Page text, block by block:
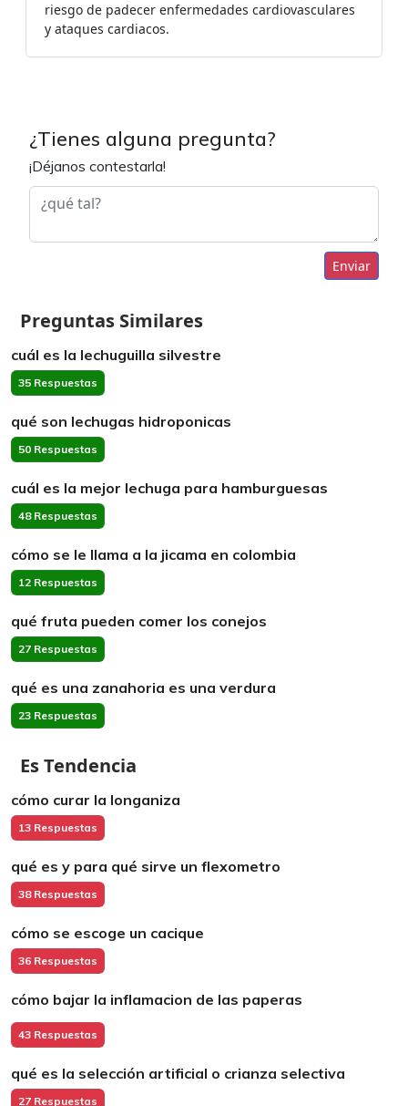
riesgo de padecer enfermedades cardiovasculares
y ataques cardiacos.
¿Tienes alguna pregunta?
¡Déjanos contestarla!
Enviar
Preguntas Similares
cuál es la lechuguilla silvestre
35 Respuestas
qué son lechugas hidroponicas
50 Respuestas
cuál es la mejor lechuga para hamburguesas
48 Respuestas
cómo se le llama a la jicama en colombia
12 Respuestas
qué fruta pueden comer los conejos
27 Respuestas
qué es una zanahoria es una verdura
23 Respuestas
Es Tendencia
cómo curar la longaniza
13 Respuestas
qué es y para qué sirve un flexometro
38 Respuestas
cómo se escoge un cacique
36 Respuestas
cómo bajar la inflamacion de las paperas
43 Respuestas
qué es la selección artificial o crianza selectiva
27 Respuestas